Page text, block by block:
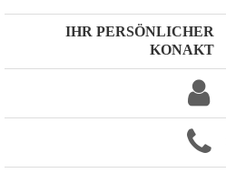
IHR PERSÖNLICHER
KONAKT